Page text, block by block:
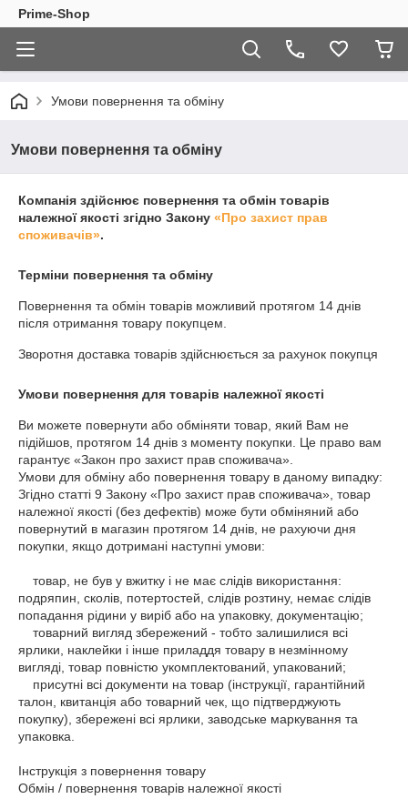
Prime-Shop
Умови повернення та обміну
Умови повернення та обміну
Компанія здійснює повернення та обмін товарів
належної якості згідно Закону «Про захист прав
споживачів».
Терміни повернення та обміну
Повернення та обмін товарів можливий протягом 14 днів
після отримання товару покупцем.
Зворотня доставка товарів здійснюється за рахунок покупця
Умови повернення для товарів належної якості
Ви можете повернути або обміняти товар, який Вам не
підійшов, протягом 14 днів з моменту покупки. Це право вам
гарантує «Закон про захист прав споживача».
Умови для обміну або повернення товару в даному випадку:
Згідно статті 9 Закону «Про захист прав споживача», товар
належної якості (без дефектів) може бути обміняний або
повернутий в магазин протягом 14 днів, не рахуючи дня
покупки, якщо дотримані наступні умови:
подряпин, сколів, потертостей, слідів розтину, немає слідів
попадання рідини у виріб або на упаковку, документацію;
ярлики, наклейки і інше приладдя товару в незмінному
вигляді, товар повністю укомплектований, упакований;
талон, квитанція або товарний чек, що підтверджують
покупку), збережені всі ярлики, заводське маркування та
упаковка.
Інструкція з повернення товару
Обмін / повернення товарів належної якості